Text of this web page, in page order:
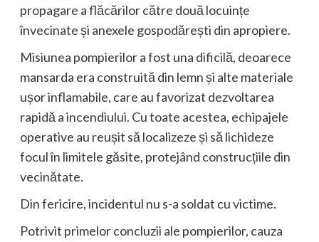
propagare a flăcărilor către două locuințe
învecinate și anexele gospodărești din apropiere.
Misiunea pompierilor a fost una dificilă, deoarece
mansarda era construită din lemn și alte materiale
ușor inflamabile, care au favorizat dezvoltarea
rapidă a incendiului. Cu toate acestea, echipajele
operative au reușit să localizeze și să lichideze
focul în limitele găsite, protejând construcțiile din
vecinătate.
Din fericire, incidentul nu s-a soldat cu victime.
Potrivit primelor concluzii ale pompierilor, cauza